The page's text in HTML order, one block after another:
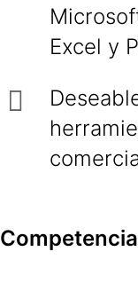
Excel y